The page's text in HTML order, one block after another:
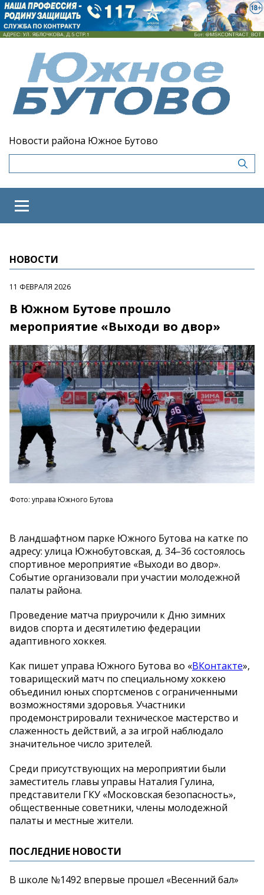
Новости района Южное Бутово
НОВОСТИ
11 ФЕВРАЛЯ 2026
В Южном Бутове прошло
мероприятие «Выходи во двор»
Фото: управа Южного Бутова
В ландшафтном парке Южного Бутова на катке по
адресу: улица Южнобутовская, д. 34–36 состоялось
спортивное мероприятие «Выходи во двор».
Событие организовали при участии молодежной
палаты района.
Проведение матча приурочили к Дню зимних
видов спорта и десятилетию федерации
адаптивного хоккея.
Как пишет управа Южного Бутова во «ВКонтакте»,
товарищеский матч по специальному хоккею
объединил юных спортсменов с ограниченными
возможностями здоровья. Участники
продемонстрировали техническое мастерство и
слаженность действий, а за игрой наблюдало
значительное число зрителей.
Среди присутствующих на мероприятии были
заместитель главы управы Наталия Гулина,
представители ГКУ «Московская безопасность»,
общественные советники, члены молодежной
палаты и местные жители.
ПОСЛЕДНИЕ НОВОСТИ
В школе №1492 впервые прошел «Весенний бал»